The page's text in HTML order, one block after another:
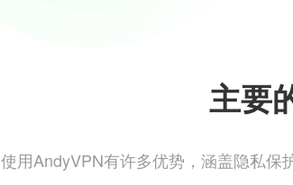
主要
使用AndyVPN有许多优势，涵盖隐私